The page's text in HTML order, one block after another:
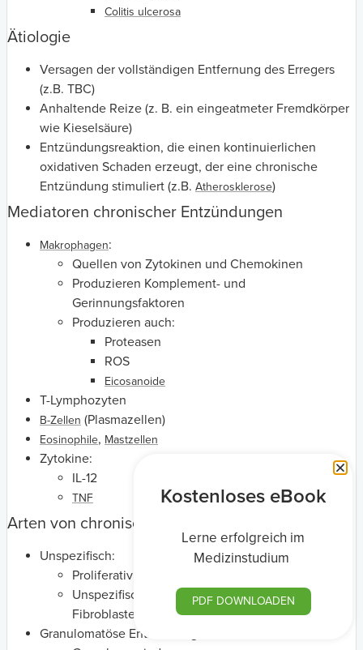
Colitis ulcerosa
Ätiologie
Versagen der vollständigen Entfernung des Erregers
(z.B. TBC)
Anhaltende Reize (z. B. ein eingeatmeter Fremdkörper
wie Kieselsäure)
Entzündungsreaktion, die einen kontinuierlichen
oxidativen Schaden erzeugt, der eine chronische
Entzündung stimuliert (z.B. Atherosklerose)
Mediatoren chronischer Entzündungen
Makrophagen:
Quellen von Zytokinen und Chemokinen
Produzieren Komplement- und
Gerinnungsfaktoren
Produzieren auch:
Proteasen
ROS
Eicosanoide
T-Lymphozyten
B-Zellen (Plasmazellen)
Eosinophile, Mastzellen
Zytokine:
IL-12
TNF
Arten von chronischen Entzündungen
Unspezifisch:
Proliferativ
Unspezifisches Granulationsgewebe →
Fibroblastenüberwucherung
Granulomatöse Entzündung:
Kostenloses eBook
Lerne erfolgreich im
Medizinstudium
PDF DOWNLOADEN